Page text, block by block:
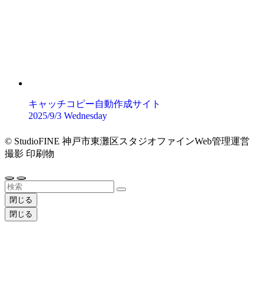
キャッチコピー自動作成サイト
2025/9/3 Wednesday
© StudioFINE 神戸市東灘区スタジオファインWeb管理運営
撮影 印刷物
閉じる
閉じる